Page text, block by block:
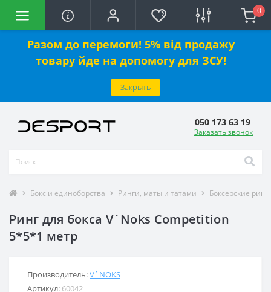
Разом до перемоги! 5% від продажу
товару йде на допомогу для ЗСУ!
Закрыть
0
050 173 63 19
Заказать звонок
Бокс и единоборства Ринги, маты и татами Боксерские
Ринг для бокса V`Noks Competition
5*5*1 метр
Производитель:V`NOKS
Артикул: 60042